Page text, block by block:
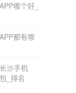
哪个好_
都有哪
沙手机
_排名